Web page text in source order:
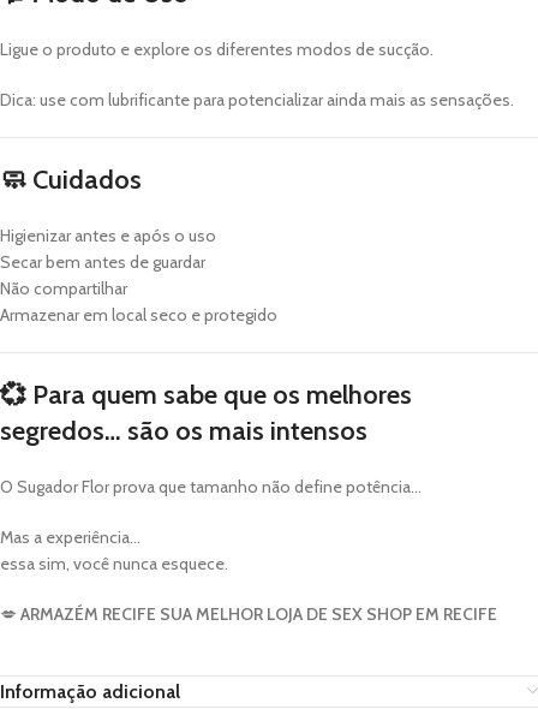
Ligue o produto e explore os diferentes modos de sucção.
Dica: use com lubrificante para potencializar ainda mais as sensações.
🧼 Cuidados
Higienizar antes e após o uso
Secar bem antes de guardar
Não compartilhar
Armazenar em local seco e protegido
💞 Para quem sabe que os melhores
segredos… são os mais intensos
O Sugador Flor prova que tamanho não define potência…
Mas a experiência…
essa sim, você nunca esquece.
💋 ARMAZÉM RECIFE SUA MELHOR LOJA DE SEX SHOP EM RECIFE
Informação adicional